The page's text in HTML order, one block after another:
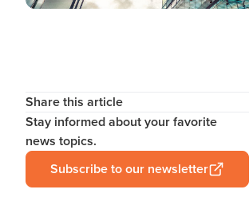
Share this article
Stay informed about your favorite
news topics.
Subscribe to our newsletter